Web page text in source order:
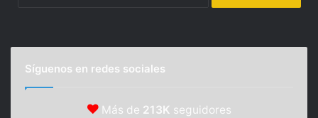
Síguenos en redes sociales
Más de 213K seguidores